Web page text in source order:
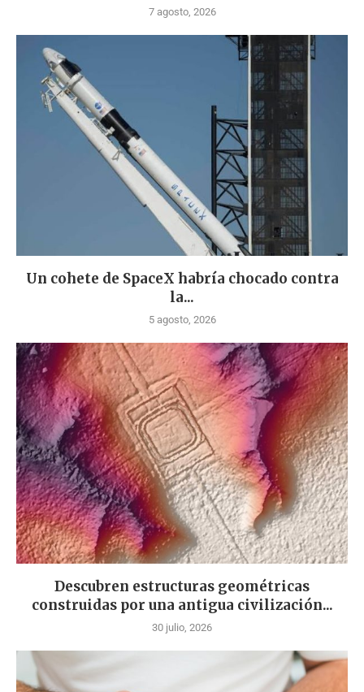
7 agosto, 2026
Un cohete de SpaceX habría chocado contra
la...
5 agosto, 2026
Descubren estructuras geométricas
construidas por una antigua civilización...
30 julio, 2026